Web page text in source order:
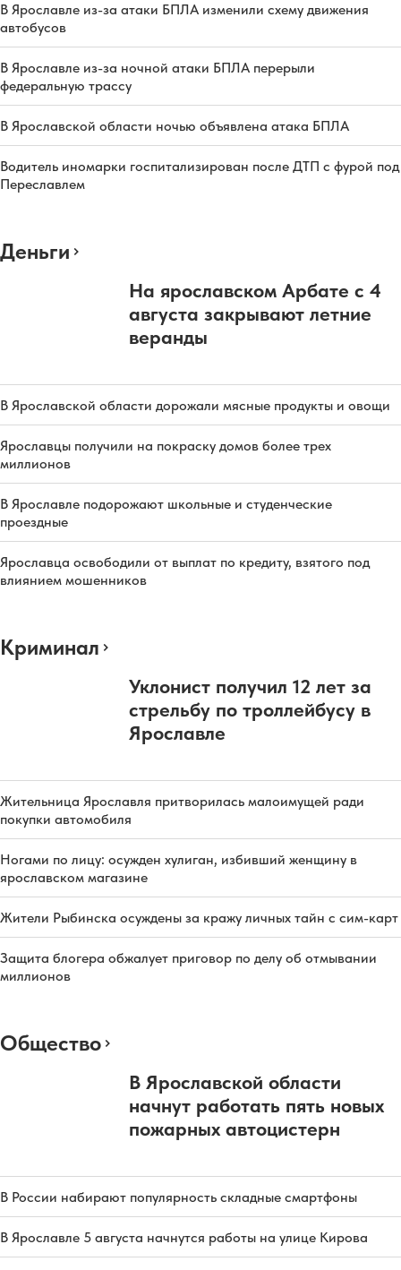
В Ярославле из-за атаки БПЛА изменили схему движения
автобусов
В Ярославле из-за ночной атаки БПЛА перерыли
федеральную трассу
В Ярославской области ночью объявлена атака БПЛА
Водитель иномарки госпитализирован после ДТП с фурой под
Переславлем
Деньги
На ярославском Арбате с 4
августа закрывают летние
веранды
В Ярославской области дорожали мясные продукты и овощи
Ярославцы получили на покраску домов более трех
миллионов
В Ярославле подорожают школьные и студенческие
проездные
Ярославца освободили от выплат по кредиту, взятого под
влиянием мошенников
Криминал
Уклонист получил 12 лет за
стрельбу по троллейбусу в
Ярославле
Жительница Ярославля притворилась малоимущей ради
покупки автомобиля
Ногами по лицу: осужден хулиган, избивший женщину в
ярославском магазине
Жители Рыбинска осуждены за кражу личных тайн с сим-карт
Защита блогера обжалует приговор по делу об отмывании
миллионов
Общество
В Ярославской области
начнут работать пять новых
пожарных автоцистерн
В России набирают популярность складные смартфоны
В Ярославле 5 августа начнутся работы на улице Кирова